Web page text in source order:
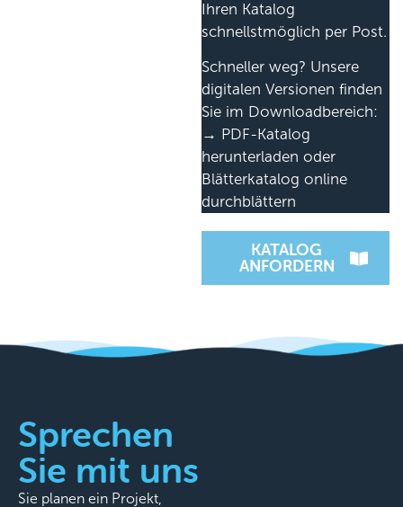
Ihren Katalog
schnellstmöglich per Post.
Schneller weg? Unsere
digitalen Versionen finden
Sie im Downloadbereich:
→ PDF-Katalog
herunterladen oder
Blätterkatalog online
durchblättern
KATALOG
ANFORDERN
Sprechen
Sie mit uns
Sie planen ein Projekt,